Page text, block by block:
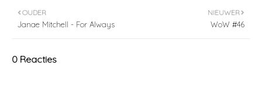
NIEUWER
WoW #46
OUDER
Janae Mitchell - For Always
0 Reacties